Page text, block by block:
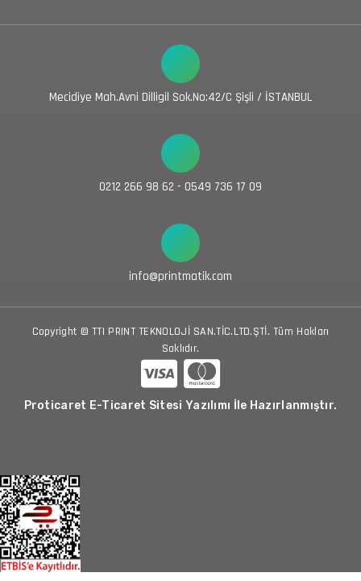
Mecidiye Mah.Avni Dilligil Sok.No:42/C Şişli / İSTANBUL
0212 266 98 62 - 0549 736 17 09
info@printmatik.com
Copyright © TTI PRINT TEKNOLOJİ SAN.TİC.LTD.ŞTİ. Tüm Hakları
Saklıdır.
Proticaret E-Ticaret Sitesi Yazılımı İle Hazırlanmıştır.